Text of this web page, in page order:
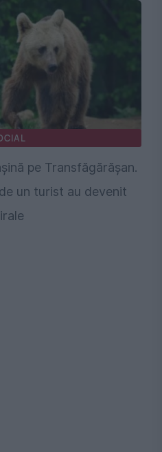
pe Transfăgărășan.
un turist au devenit